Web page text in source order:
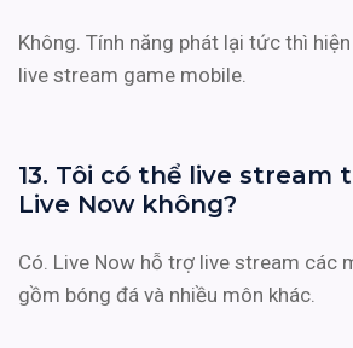
Không. Tính năng phát lại tức thì
live stream game mobile.
13. Tôi có thể live stream
Live Now không?
Có. Live Now hỗ trợ live stream các
gồm bóng đá và nhiều môn khác.